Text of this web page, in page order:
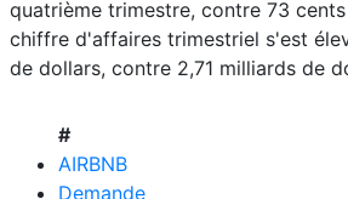
quatrième trimestre, contre 73
chiffre d'affaires trimestriel s'est
de dollars, contre 2,71 milliards de
#
AIRBNB
Demande